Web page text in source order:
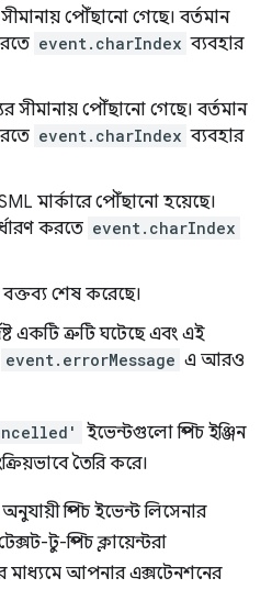
পৌঁছানো গেছে। বর্তমান
event.charIndex ব্যবহার
সীমানায় পৌঁছানো গেছে। বর্তমান
event.charIndex ব্যবহার
মার্কারে পৌঁছানো হয়েছে।
করতে event.charIndex
বক্তব্য শেষ করেছে।
একটি ত্রুটি ঘটেছে এবং এই
event.errorMessage এ আরও
ইভেন্টগুলো স্পিচ ইঞ্জিন
তৈরি করে।
স্পিচ ইভেন্ট লিসেনার
টু-স্পিচ ক্লায়েন্টরা
আপনার এক্সটেনশনের